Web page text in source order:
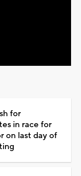
for
in race for
on last day of